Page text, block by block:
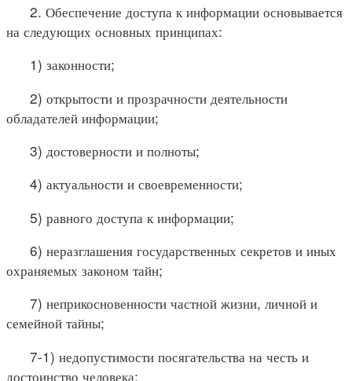
2. Обеспечение доступа к информации основывается
на следующих основных принципах:
1) законности;
2) открытости и прозрачности деятельности
обладателей информации;
3) достоверности и полноты;
4) актуальности и своевременности;
5) равного доступа к информации;
6) неразглашения государственных секретов и иных
охраняемых законом тайн;
7) неприкосновенности частной жизни, личной и
семейной тайны;
7-1) недопустимости посягательства на честь и
достоинство человека;